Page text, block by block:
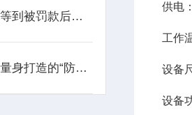
扬尘污染，不能等到被罚款后才后悔
环泰仪器为工地量身打造的“防尘金盾”
供电
工作
设备
设备